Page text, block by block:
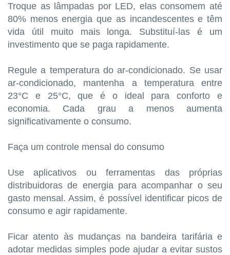
Troque as lâmpadas por LED, elas consomem até
80% menos energia que as incandescentes e têm
vida útil muito mais longa. Substituí-las é um
investimento que se paga rapidamente.
Regule a temperatura do ar-condicionado. Se usar
ar-condicionado, mantenha a temperatura entre
23°C e 25°C, que é o ideal para conforto e
economia. Cada grau a menos aumenta
significativamente o consumo.
Faça um controle mensal do consumo
Use aplicativos ou ferramentas das próprias
distribuidoras de energia para acompanhar o seu
gasto mensal. Assim, é possível identificar picos de
consumo e agir rapidamente.
Ficar atento às mudanças na bandeira tarifária e
adotar medidas simples pode ajudar a evitar sustos